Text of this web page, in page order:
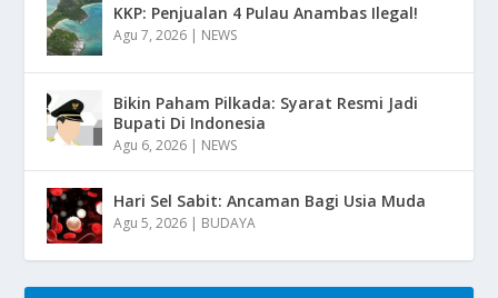
KKP: Penjualan 4 Pulau Anambas Ilegal!
Agu 7, 2026 | NEWS
Bikin Paham Pilkada: Syarat Resmi Jadi
Bupati Di Indonesia
Agu 6, 2026 | NEWS
Hari Sel Sabit: Ancaman Bagi Usia Muda
Agu 5, 2026 | BUDAYA